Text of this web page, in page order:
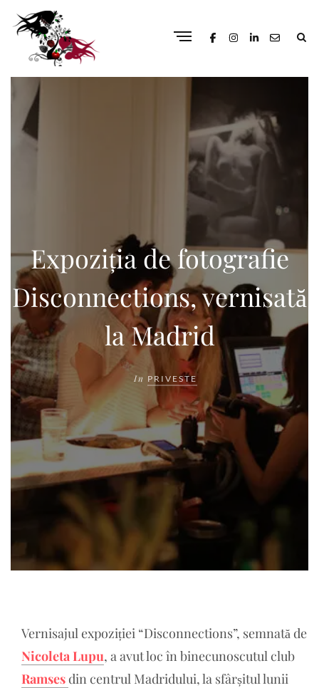
Expoziția de fotografie
Disconnections, vernisată
la Madrid
In PRIVESTE
Vernisajul expoziției “Disconnections”, semnată de
Nicoleta Lupu, a avut loc în binecunoscutul club
Ramses din centrul Madridului, la sfârșitul lunii